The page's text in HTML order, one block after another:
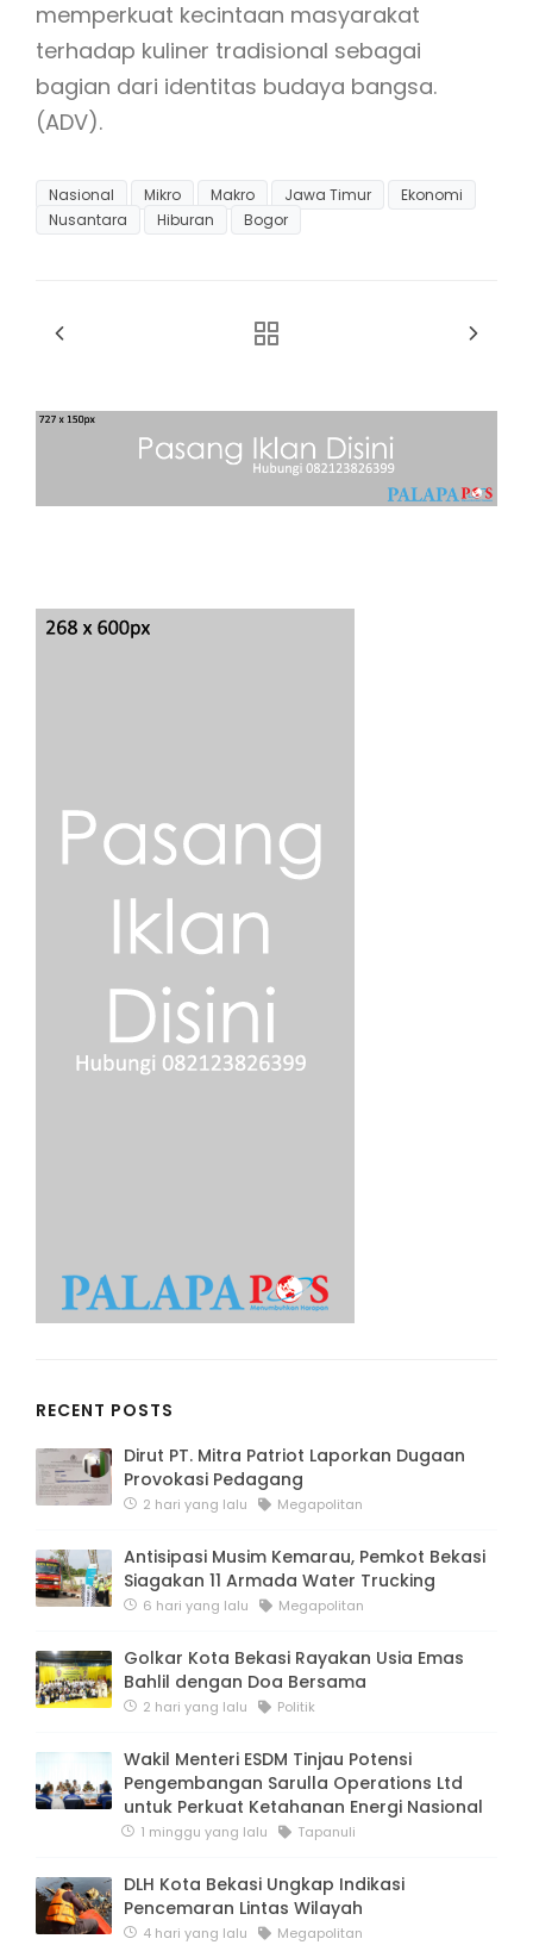
memperkuat kecintaan masyarakat
terhadap kuliner tradisional sebagai
bagian dari identitas budaya bangsa.
(ADV).
Nasional Mikro Makro Jawa Timur
Ekonomi
Nusantara
Hiburan Bogor
RECENT POSTS
Dirut PT. Mitra Patriot Laporkan Dugaan
Provokasi Pedagang
2 hari yang lalu Megapolitan
Antisipasi Musim Kemarau, Pemkot Bekasi
Siagakan 11 Armada Water Trucking
6 hari yang lalu Megapolitan
Golkar Kota Bekasi Rayakan Usia Emas
Bahlil dengan Doa Bersama
2 hari yang lalu Politik
Wakil Menteri ESDM Tinjau Potensi
Pengembangan Sarulla Operations Ltd
untuk Perkuat Ketahanan Energi Nasional
1 minggu yang lalu Tapanuli
DLH Kota Bekasi Ungkap Indikasi
Pencemaran Lintas Wilayah
4 hari yang lalu Megapolitan